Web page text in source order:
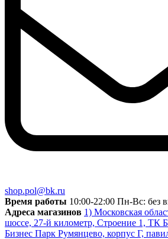
shop.pol@bk.ru
Время работы 10:00-22:00 Пн-Вс: без
Адреса магазинов 1) Московская
шоссе, 27-й километр, Строение 1, ТК
Бизнес Парк Румянцево, корпус Г,